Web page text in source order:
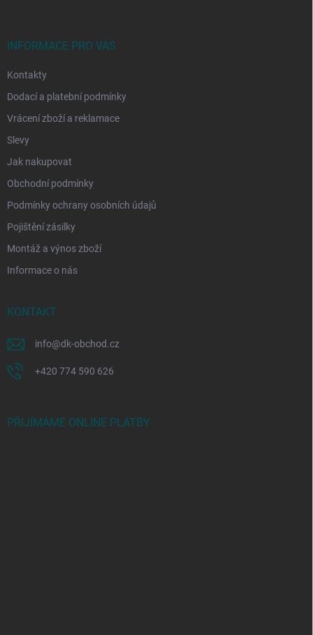
INFORMACE PRO VÁS
Kontakty
Dodací a platební podmínky
Vrácení zboží a reklamace
Slevy
Jak nakupovat
Obchodní podmínky
Podmínky ochrany osobních údajů
Pojištění zásilky
Montáž a výnos zboží
Informace o nás
KONTAKT
info@dk-obchod.cz
+420 774 590 626
PŘIJÍMÁME ONLINE PLATBY